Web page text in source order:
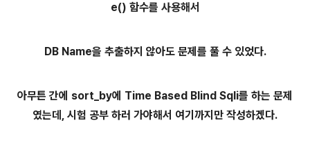
e() 함수를 사용해서
DB Name을 추출하지 않아도 문제를 풀 수 있었다.
아무튼 간에 sort_by에 Time Based Blind Sqli를 하는 문제
였는데, 시험 공부 하러 가야해서 여기까지만 작성하겠다.